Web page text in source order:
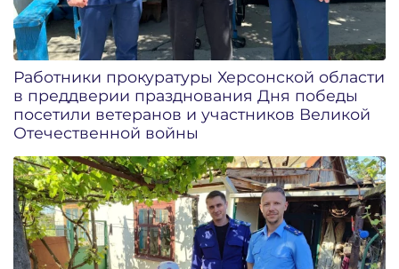
Работники прокуратуры Херсонской области
в преддверии празднования Дня победы
посетили ветеранов и участников Великой
Отечественной войны